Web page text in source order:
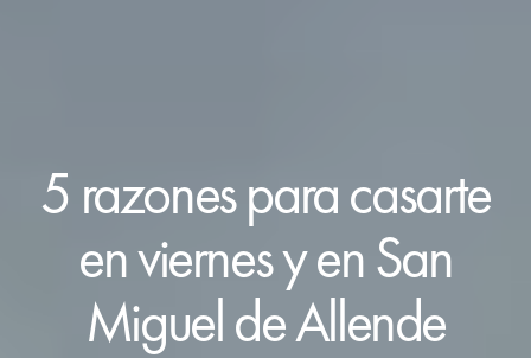
5 razones para casarte
en viernes y en San
Miguel de Allende